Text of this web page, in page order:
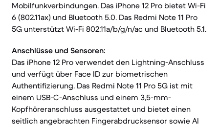
Mobilfunkverbindungen. Das iPhone 12 Pro bietet Wi-Fi
6 (802.11ax) und Bluetooth 5.0. Das Redmi Note 11 Pro
5G unterstützt Wi-Fi 802.11a/b/g/n/ac und Bluetooth 5.1.
Anschlüsse und Sensoren:
Das iPhone 12 Pro verwendet den Lightning-Anschluss
und verfügt über Face ID zur biometrischen
Authentifizierung. Das Redmi Note 11 Pro 5G ist mit
einem USB-C-Anschluss und einem 3,5-mm-
Kopfhöreranschluss ausgestattet und bietet einen
seitlich angebrachten Fingerabdrucksensor sowie AI